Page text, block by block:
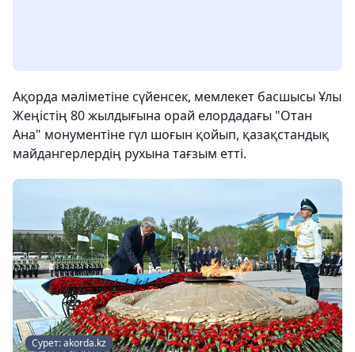
Ақорда мәліметіне сүйенсек, мемлекет басшысы Ұлы
Жеңістің 80 жылдығына орай елордадағы "Отан
Ана" монументіне гүл шоғын қойып, қазақстандық
майдангерлердің рухына тағзым етті.
Сурет: akorda.kz